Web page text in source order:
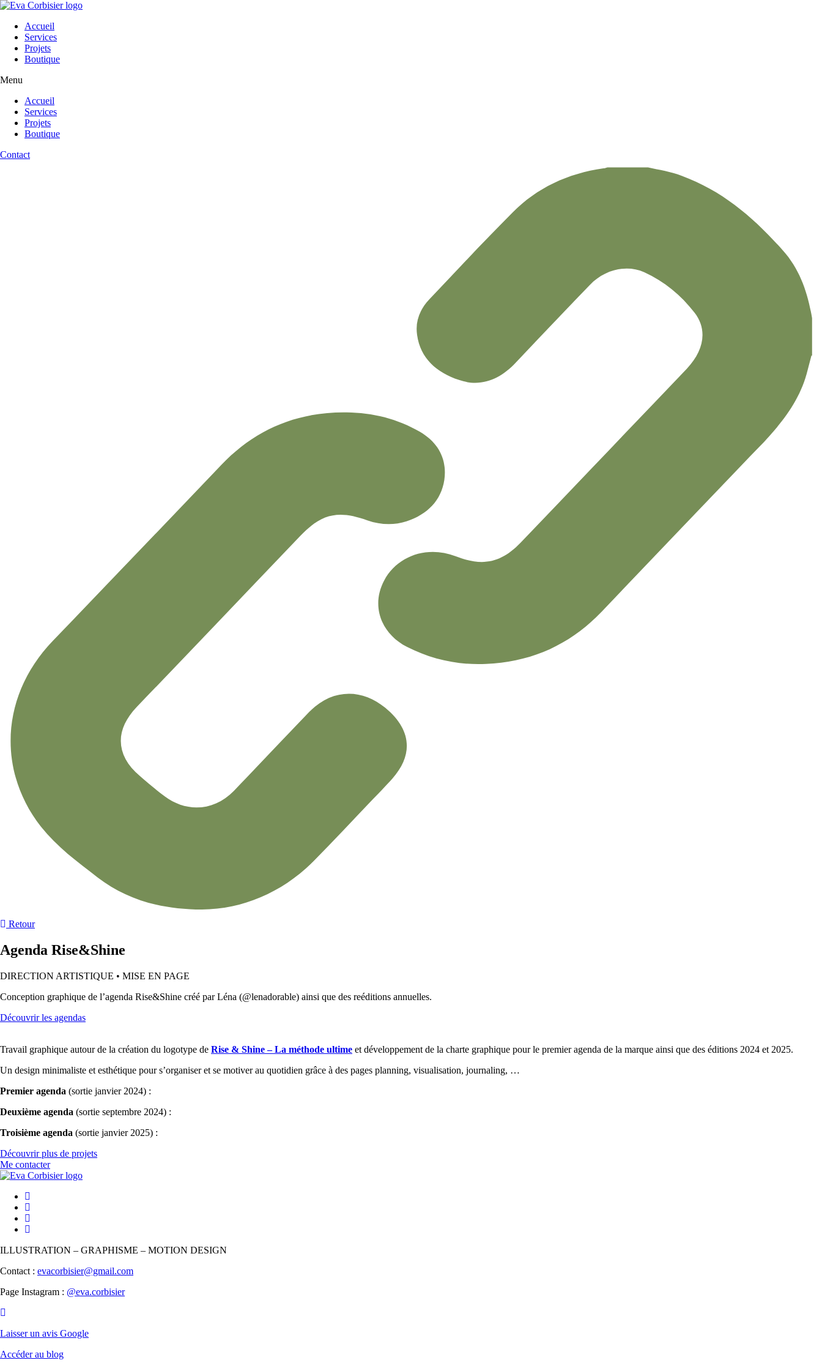
Aller
contenuAccueil
Services
Projets
Boutique
Menu
Accueil
Services
Projets
Boutique
Contact
Retour
Agenda Rise&Shine
DIRECTION ARTISTIQUE • MISE EN PAGE
Conception graphique de l’agenda Rise&Shine créé par Léna (@lenadorable) ainsi que des reéditions annuelles.
Découvrir les agendas
Travail graphique autour de la création du logotype de Rise & Shine – La méthode ultime et développement de la charte graphique pour le premier agenda de la marque ainsi que des éditions 2024 et 2025.
Un design minimaliste et esthétique pour s’organiser et se motiver au quotidien grâce à des pages planning, visualisation, journaling, …
Premier agenda (sortie janvier 2024) :
Deuxième agenda (sortie septembre 2024) :
Troisième agenda (sortie janvier 2025) :
Découvrir plus de projets
Me contacter
ILLUSTRATION – GRAPHISME – MOTION DESIGN
Contact : evacorbisier@gmail.com
Page Instagram : @eva.corbisier
Laisser un avis Google
Accéder au blog